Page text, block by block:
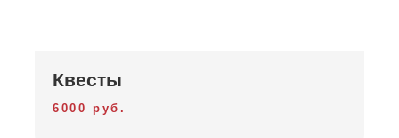
Квесты
6000 руб.